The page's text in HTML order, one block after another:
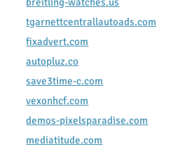
tgarnettcentrallautoads.com
fixadvert.com
autopluz.co
save3time-c.com
vexonhcf.com
demos-pixelsparadise.com
mediatitude.com